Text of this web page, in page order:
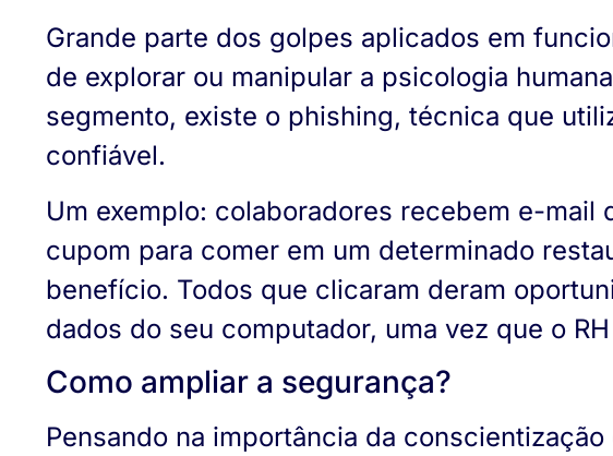
Grande parte dos golpes aplicados em
de explorar ou manipular a psicologia
segmento, existe o phishing, técnica que
confiável.
Um exemplo: colaboradores recebem e-mail
cupom para comer em um determinado
benefício. Todos que clicaram deram
dados do seu computador, uma vez que o
Como ampliar a segurança?
Pensando na importância da